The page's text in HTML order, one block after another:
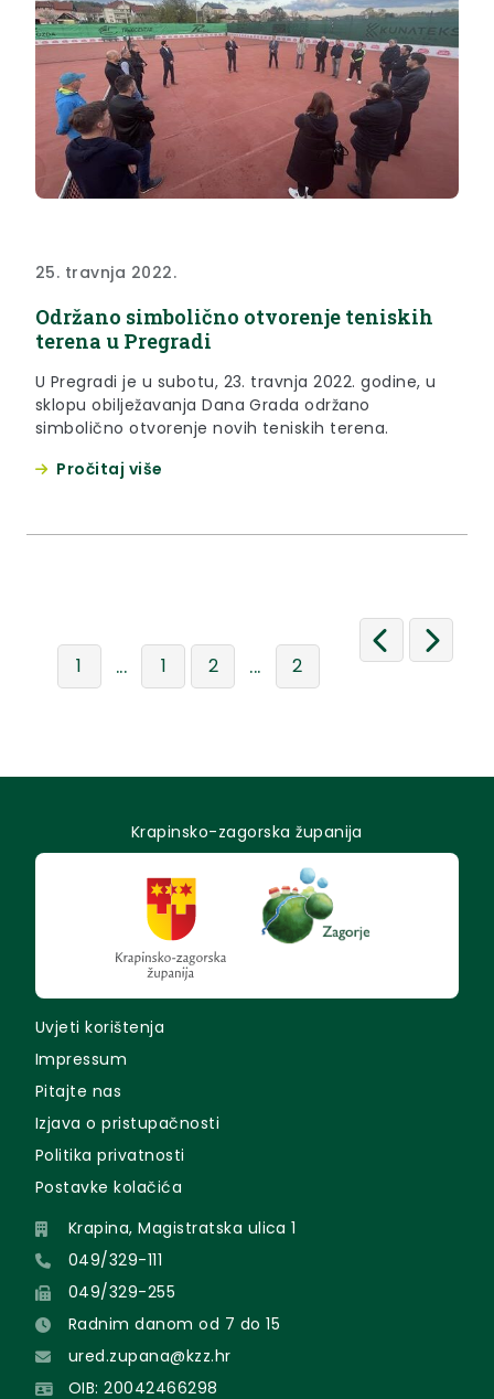
25. travnja 2022.
Održano simbolično otvorenje teniskih
terena u Pregradi
U Pregradi je u subotu, 23. travnja 2022. godine, u
sklopu obilježavanja Dana Grada održano
simbolično otvorenje novih teniskih terena.
Pročitaj više
1 ... 1 2 ... 2
Krapinsko-zagorska županija
Uvjeti korištenja
Impressum
Pitajte nas
Izjava o pristupačnosti
Politika privatnosti
Postavke kolačića
Krapina, Magistratska ulica 1
049/329-111
049/329-255
Radnim danom od 7 do 15
ured.zupana@kzz.hr
OIB: 20042466298